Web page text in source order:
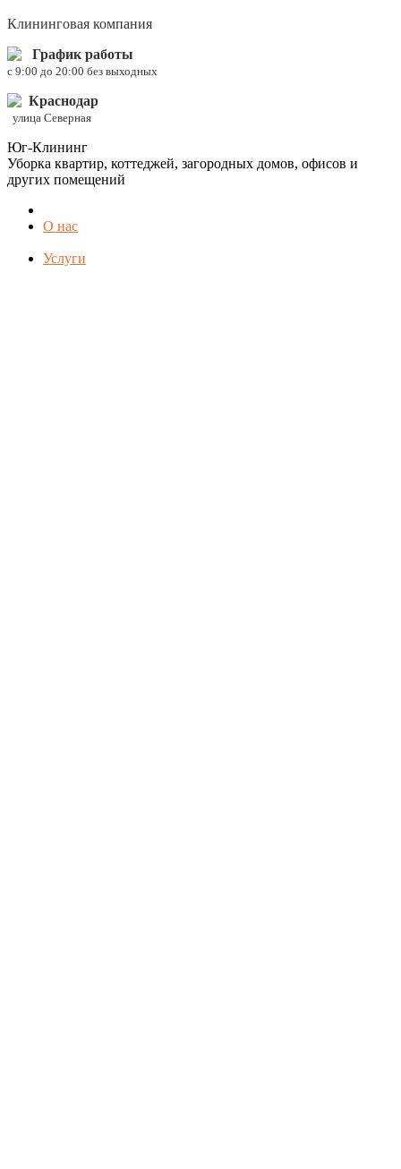
Клининговая компания
График работы
c 9:00 до 20:00 без выходных
Краснодар
улица Северная
Юг-Клининг
Уборка квартир, коттеджей, загородных домов, офисов и
других помещений
О нас
Услуги